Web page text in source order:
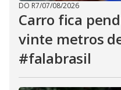
DO R7/07/08/2026
Carro fica
vinte metros
#falabrasil